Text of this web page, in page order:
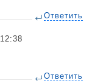
Ответить
12:38
Ответить